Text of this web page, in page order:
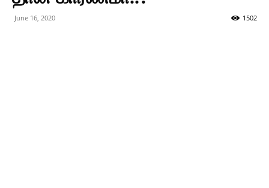
June 16, 2020 1502